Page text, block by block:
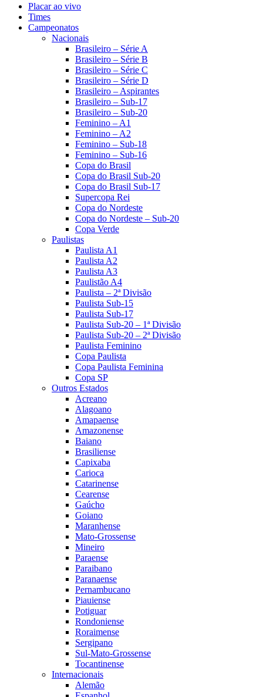
Placar ao vivo
Times
Campeonatos
Nacionais
Brasileiro – Série A
Brasileiro – Série B
Brasileiro – Série C
Brasileiro – Série D
Brasileiro – Aspirantes
Brasileiro – Sub-17
Brasileiro – Sub-20
Feminino – A1
Feminino – A2
Feminino – Sub-18
Feminino – Sub-16
Copa do Brasil
Copa do Brasil Sub-20
Copa do Brasil Sub-17
Supercopa Rei
Copa do Nordeste
Copa do Nordeste – Sub-20
Copa Verde
Paulistas
Paulista A1
Paulista A2
Paulista A3
Paulistão A4
Paulista – 2ª Divisão
Paulista Sub-15
Paulista Sub-17
Paulista Sub-20 – 1ª Divisão
Paulista Sub-20 – 2ª Divisão
Paulista Feminino
Copa Paulista
Copa Paulista Feminina
Copa SP
Outros Estados
Acreano
Alagoano
Amapaense
Amazonense
Baiano
Brasiliense
Capixaba
Carioca
Catarinense
Cearense
Gaúcho
Goiano
Maranhense
Mato-Grossense
Mineiro
Paraense
Paraibano
Paranaense
Pernambucano
Piauiense
Potiguar
Rondoniense
Roraimense
Sergipano
Sul-Mato-Grossense
Tocantinense
Internacionais
Alemão